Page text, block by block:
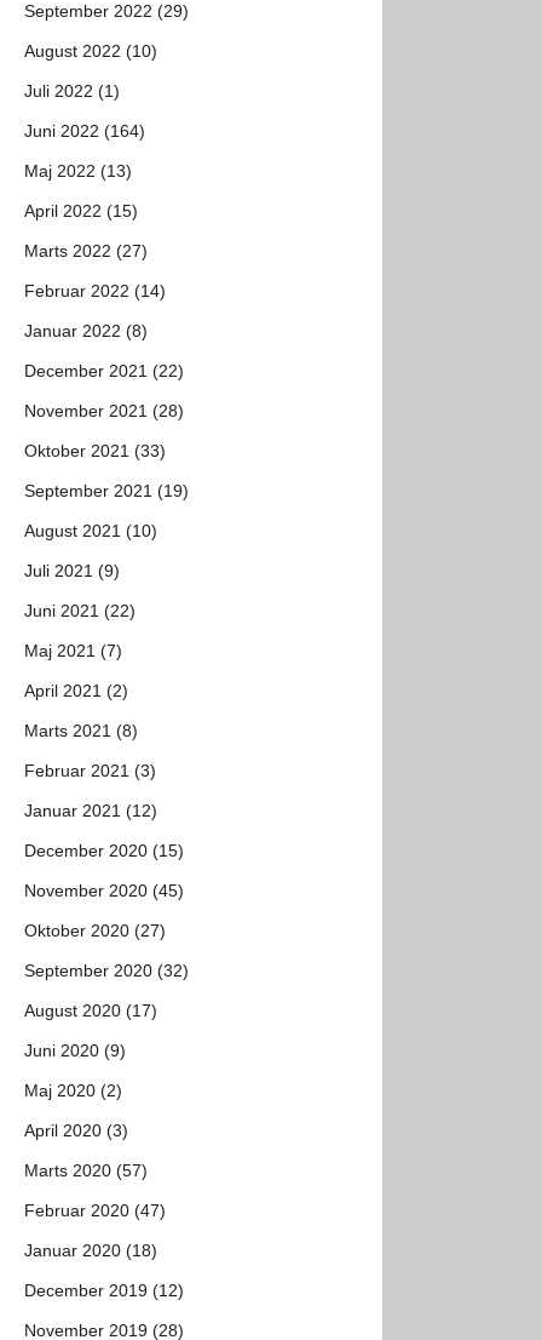
September 2022 (29)
August 2022 (10)
Juli 2022 (1)
Juni 2022 (164)
Maj 2022 (13)
April 2022 (15)
Marts 2022 (27)
Februar 2022 (14)
Januar 2022 (8)
December 2021 (22)
November 2021 (28)
Oktober 2021 (33)
September 2021 (19)
August 2021 (10)
Juli 2021 (9)
Juni 2021 (22)
Maj 2021 (7)
April 2021 (2)
Marts 2021 (8)
Februar 2021 (3)
Januar 2021 (12)
December 2020 (15)
November 2020 (45)
Oktober 2020 (27)
September 2020 (32)
August 2020 (17)
Juni 2020 (9)
Maj 2020 (2)
April 2020 (3)
Marts 2020 (57)
Februar 2020 (47)
Januar 2020 (18)
December 2019 (12)
November 2019 (28)